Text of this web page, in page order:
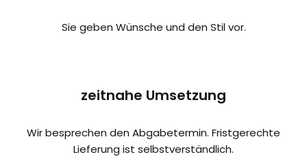
Sie geben Wünsche und den Stil vor.
zeitnahe Umsetzung
Wir besprechen den Abgabetermin. Fristgerechte
Lieferung ist selbstverständlich.